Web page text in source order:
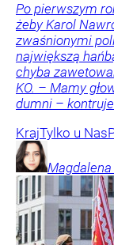
Po pierwszym
żeby Karol
zwaśnionymi
największą
chyba
KO. – Mamy
dumni –
KrajTylko u Nas
Magdalena